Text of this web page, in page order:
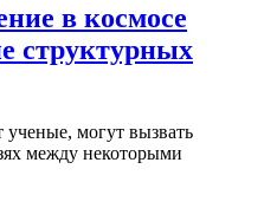
в космосе
структурных
могут вызвать
между некоторыми